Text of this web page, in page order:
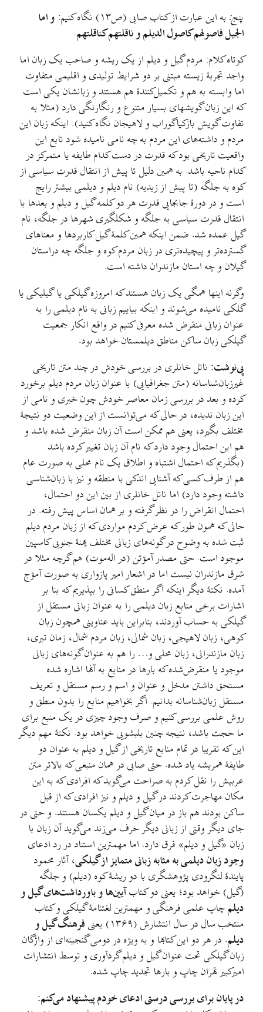
پنج: به اين عبارت از کتاب صابی (ص۱۳) نگاه کنیم:
و اما
الجيل فاصولهم کاصول الديلم و ناقلتهم کناقلتهم.
کوتاه کلام: مردم گيل و ديلم از یک ريشه و صاحب يک زبان اما
واجد تجربهٔ زيسته مبتنی بر دو شرایط تولیدی و اقلیمی متفاوت
اما وابسته به هم و تکمیل‌کنندهٔ هم هستند و زبانشان یکی است
که این زبان گويشهای بسیار متنوع و رنگارنگی دارد (مثلا به
تفاوت گویش بازکیاگوراب و لاهیجان نگاه کنید). اینکه زبان این
مردم و داشته‌های این مردم به چه نامی نامیده شود تابع اين
واقعيت تاريخی بود که قدرت در دست کدام طايفه یا متمرکز در
کدام ناحیه باشد. به همین دلیل تا پيش از انتقال قدرت سياسی از
کوه به جلگه (تا پیش از زیدیه) نام دیلم و دیلمی بيشتر رايج
است و در دورهٔ جابجایی قدرت هر دو کلمه گيل و ديلم و بعدها با
انتقال قدرت سياسی به جلگه و شکلگیری شهرها در جلگه، نام
گیل عمده شد. ضمن اینکه همین کلمهٔ گیل کاربردها و معناهای
گسترده‌تر و پیچیده‌تری در زبان مردم کوه و جلگه چه دراستان
گیلان و چه استان مازندران داشته است.
وگرنه اينها همگی یک زبان هستند که امروزه گیلکی یا گیلیکی یا
گلکی نامیده می‌شوند و اینکه بیاییم زبانی به نام دیلمی را به
عنوان زبانی منقرض شده معرفی کنیم در واقع انکار جمعیت
گیلکی زبان ساکن مناطق دیلمستان خواهد بود.
پی‌نوشت: ناتل خانلری در بررسی خودش در چند متن تاریخی
غیرزبان‌شناسانه (متن جغرافیایی) با عنوان زبان مردم دیلم برخورد
کرده و بعد در بررسی زمان معاصر خودش چون خبری و نامی از
این زبان ندیده، در حالی که می‌توانست از این وضعيت دو نتیجهٔ
مختلف بگیرد، یعنی هم ممکن است آن زبان منقرض شده باشد و
هم این احتمال وجود دارد که نام آن زبان تغییر کرده باشد
(بگذريم که احتمال اشتباه و اطلاق یک نام محلی به صورت عام
هم از طرف کسی که آشنایی اندکی با منطقه و نیز با زبان‌شناسی
داشته وجود دارد) اما ناتل خانلری از بین این دو احتمال،
احتمال انقراض را در نظر گرفته و بر همان اساس پیش رفته. در
حالی که همون طور که عرض کردم مواردی که از زبان مردم دیلم
ثبت شده به وضوح در گونه‌های زبانی مختلف پهنهٔ جنوبی کاسپین
موجود است. حتی مصدر آمۊتن (در اله‌موت) هم گرچه مثلا در
شرق مازندران نیست اما در اشعار امیر پازواری به صورت آمۊج
آمده. نکتهٔ دیگر اینکه اگر منطق کسانی را بپذیریم که بنا بر
اشارات برخی منابع زبان دیلمی را به عنوان زبانی مستقل از
گیلکی به حساب آوردند، بنابراین باید عناوینی همچون زبان
کوهی، زبان لاهیجی، زبان شمالی، زبان مردم شمال، زمان تبری،
زبان مازندرانی، زبان محلی و… را هم به عنوان گونه‌های زبانی
موجود یا منقرض‌شده که بارها در منابع به آنها اشاره شده
مستحق داشتن مدخل و عنوان و اسم و رسم مستقل و تعريف
مستقل زبان‌شناسانه بدانیم. اگر بخواهیم منابع را بدون منطق و
روش علمی بررسی کنیم و صرف وجود چیزی در یک منبع برای
ما حجت باشد، نتیجه چنین بلبشویی خواهد بود. نکتهٔ مهم دیگر
این که تقريبا در تمام منابع تاریخی از گیل و دیلم به عنوان دو
طايفهٔ همریشه یاد شده. حتی صابی در همان منبعی که بالاتر متن
عربيش را نقل کردم به صراحت می‌گوید که افرادی که به این
مکان مهاجرت کردند در گیل و دیلم و نیز افرادی که از قبل
ساکن بودند هم باز در میان گیل و دیلم یکسان هستند. و حتی در
جای دیگر وقتی از زبانی دیگر حرف می‌زند می‌گوید آن زبان با
زبان «گیل و دیلم» فرق دارد. اما مهمترین استناد در رد ادعای
وجود زبان دیلمی به مثابه زبانی متمایز از گیلکی، آثار محمود
پایندهٔ لنگرودی پژوهشگری با دو ریشهٔ کوه (دیلم) و جلگه
(گیل) خواهد بود؛ یعنی دو کتابآیین‌ها و باورداشت‌های گیل و
دیلمچاپ علمی فرهنگی و مهمترین لغتنامهٔ گیلکی و کتاب
منتخب سال در سال انتشارش (۱۳۶۹) یعنی
فرهنگ گیل و
دیلم. در هر دو این کتابها و به ویژه در دومی گنجینه‌ای از واژگان
زبان گیلکی تحت عنوان گیل و دیلم گردآوری و توسط انتشارات
امیرکبیر تهران چاپ و بارها تجدید چاپ شده.
در پایان برای بررسی درستی ادعای خودم پیشنهاد می‌کنم: